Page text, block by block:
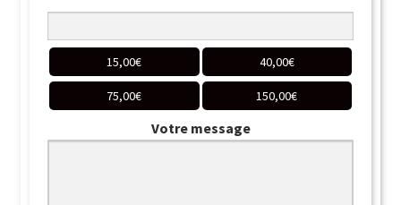
15,00€ 40,00€
75,00€ 150,00€
Votre message